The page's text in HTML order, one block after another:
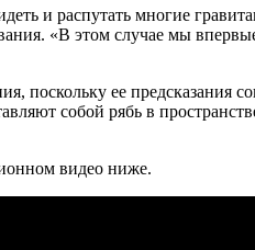
и распутать многие
«В этом случае мы
поскольку ее предсказания
собой рябь в
видео ниже.